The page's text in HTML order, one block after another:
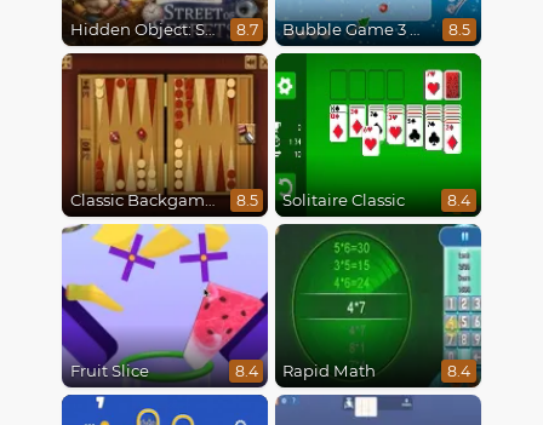
Hidden Object: Street Of Secrets 8.7 Bubble Game 3 Christmas 8.5
Classic Backgammon 8.5 Solitaire Classic 8.4
Fruit Slice 8.4 Rapid Math 8.4